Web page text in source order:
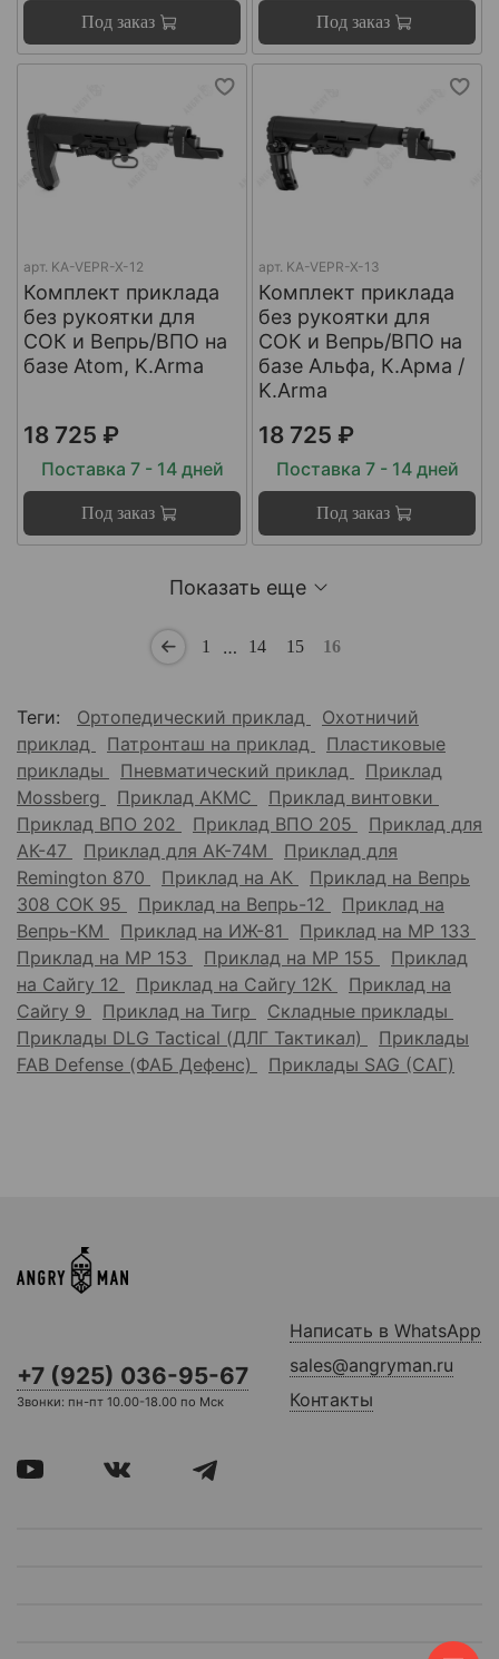
Под заказ Под заказ
арт. KA-VEPR-X-12
Комплект приклада
без рукоятки для
СОК и Вепрь/ВПО на
базе Atom, K.Arma
18 725 ₽
Поставка 7 - 14 дней
Под заказ
арт. KA-VEPR-X-13
Комплект приклада
без рукоятки для
СОК и Вепрь/ВПО на
базе Альфа, К.Арма /
K.Arma
18 725 ₽
Поставка 7 - 14 дней
Под заказ
Показать еще
1 … 14 15 16
Теги: Ортопедический приклад
Охотничий
приклад
Патронташ на приклад
Пластиковые
приклады
Пневматический приклад
Приклад
Mossberg
Приклад АКМС
Приклад винтовки
Приклад ВПО 202
Приклад ВПО 205
Приклад для
АК-47
Приклад для АК-74М
Приклад для
Remington 870
Приклад на АК
Приклад на Вепрь
308 СОК 95
Приклад на Вепрь-12
Приклад на
Вепрь-КМ
Приклад на ИЖ-81
Приклад на МР 133
Приклад на МР 153
Приклад на МР 155
Приклад
на Сайгу 12
Приклад на Сайгу 12К
Приклад на
Сайгу 9
Приклад на Тигр
Складные приклады
Приклады DLG Tactical (ДЛГ Тактикал)
Приклады
FAB Defense (ФАБ Дефенс)
Приклады SAG (САГ)
+7 (925) 036-95-67
Звонки: пн-пт 10.00-18.00 по Мск
Написать в WhatsApp
sales@angryman.ru
Контакты